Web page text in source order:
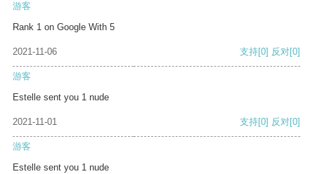
游客
Rank 1 on Google With 5
2021-11-06 支持[0] 反对[0]
游客
Estelle sent you 1 nude
2021-11-01 支持[0] 反对[0]
游客
Estelle sent you 1 nude